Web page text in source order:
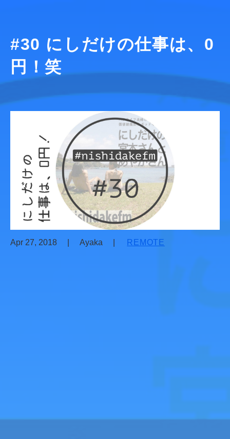
#30 にしだけの仕事は、0
円！笑
Apr 27, 2018 Ayaka REMOTE